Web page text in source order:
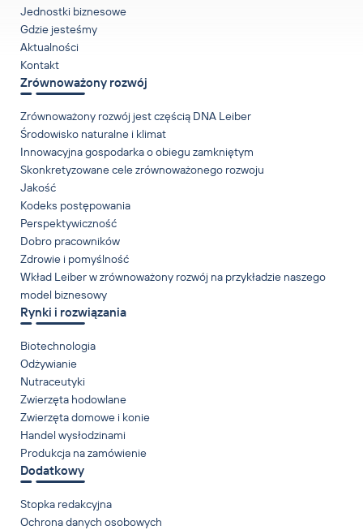
Jednostki biznesowe
Gdzie jesteśmy
Aktualności
Kontakt
Zrównoważony rozwój
Zrównoważony rozwój jest częścią DNA Leiber
Środowisko naturalne i klimat
Innowacyjna gospodarka o obiegu zamkniętym
Skonkretyzowane cele zrównoważonego rozwoju
Jakość
Kodeks postępowania
Perspektywiczność
Dobro pracowników
Zdrowie i pomyślność
Wkład Leiber w zrównoważony rozwój na przykładzie naszego
model biznesowy
Rynki i rozwiązania
Biotechnologia
Odżywianie
Nutraceutyki
Zwierzęta hodowlane
Zwierzęta domowe i konie
Handel wysłodzinami
Produkcja na zamówienie
Dodatkowy
Stopka redakcyjna
Ochrona danych osobowych